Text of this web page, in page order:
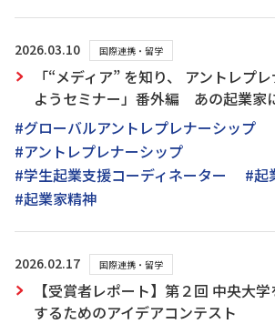
2026.03.10 国際連携・留学
「“メディア” を知り、 アントレプ
ようセミナー」番外編 あの起業家
#グローバルアントレプレナーシップ
#アントレプレナーシップ
#学生起業支援コーディネーター
#起
#起業家精神
2026.02.17 国際連携・留学
【受賞者レポート】第２回 中央大
するためのアイデアコンテスト